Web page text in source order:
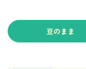
豆のまま